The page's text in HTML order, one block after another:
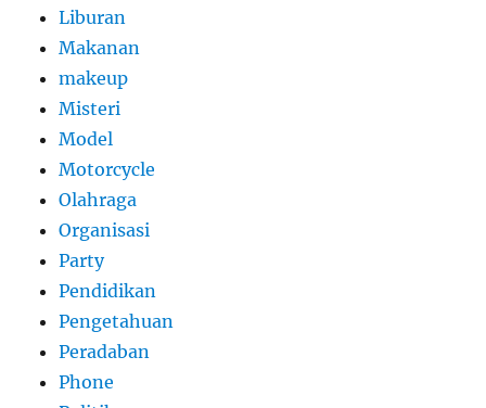
Liburan
Makanan
makeup
Misteri
Model
Motorcycle
Olahraga
Organisasi
Party
Pendidikan
Pengetahuan
Peradaban
Phone